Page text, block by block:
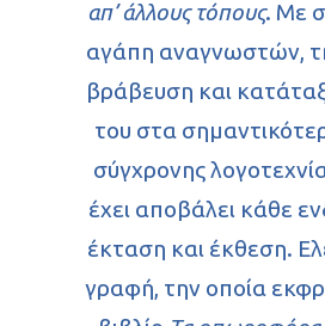
απ’ άλλους τόπους. Με
αγάπη αναγνωστών,
βράβευση και
του στα
σύγχρονης
έχει αποβάλει κάθε
έκταση και έκθεση.
γραφή, την οποία